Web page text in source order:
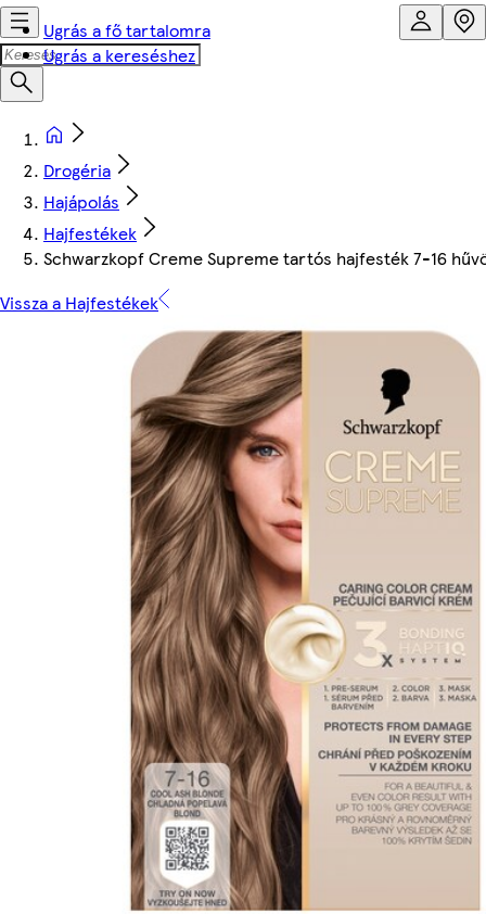
Ugrás a fő tartalomra
Ugrás a kereséshez
Drogéria
Hajápolás
Hajfestékek
Schwarzkopf Creme Supreme tartós hajfesték 7-16
Vissza a Hajfestékek